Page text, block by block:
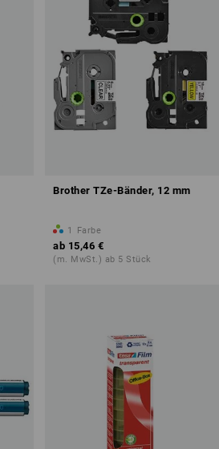
Brother TZe-Bänder, 12 mm
1 Farbe
ab 15,46 €
(m. MwSt.) ab 5 Stück